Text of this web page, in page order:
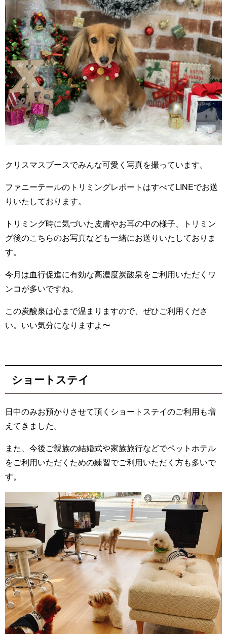
クリスマスブースでみんな可愛く写真を撮っています。
ファニーテールのトリミングレポートはすべてLINEでお送
りいたしております。
トリミング時に気づいた皮膚やお耳の中の様子、トリミン
グ後のこちらのお写真なども一緒にお送りいたしておりま
す。
今月は血行促進に有効な高濃度炭酸泉をご利用いただくワ
ンコが多いですね。
この炭酸泉は心まで温まりますので、ぜひご利用くださ
い。いい気分になりますよ〜
ショートステイ
日中のみお預かりさせて頂くショートステイのご利用も増
えてきました。
また、今後ご親族の結婚式や家族旅行などでペットホテル
をご利用いただくための練習でご利用いただく方も多いで
す。